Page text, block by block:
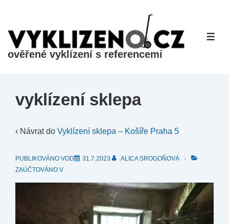
na
hlavní
ověřené vyklízení s referencemi
vyklízení sklepa
‹ Návrat do Vyklízení sklepa – Košíře Praha 5
PUBLIKOVÁNO VOD 31.7.2023
ALICA SROGOŇOVÁ
ZAÚČTOVÁNO V